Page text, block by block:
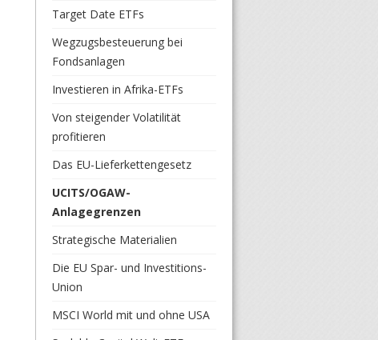
Target Date ETFs
Wegzugsbesteuerung bei
Fondsanlagen
Investieren in Afrika-ETFs
Von steigender Volatilität
profitieren
Das EU-Lieferkettengesetz
UCITS/OGAW-
Anlagegrenzen
Strategische Materialien
Die EU Spar- und Investitions-
Union
MSCI World mit und ohne USA